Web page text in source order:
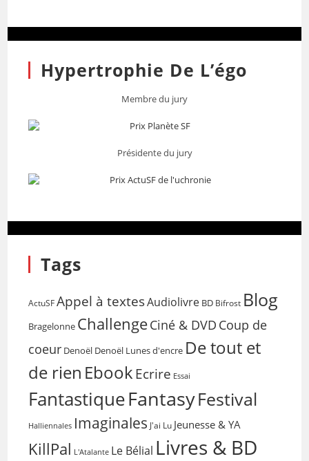
Hypertrophie De L’égo
Membre du jury
Présidente du jury
Tags
ActuSF Appel à textesAudiolivre BD Bifrost Blog
Bragelonne ChallengeCiné & DVD Coup de
coeur Denoël Denoël Lunes d'encre De tout et
de rien EbookEcrire Essai
FantastiqueFantasyFestival
Halliennales Imaginales J'ai Lu Jeunesse & YA
KillPal L'Atalante Le Bélial Livres & BD